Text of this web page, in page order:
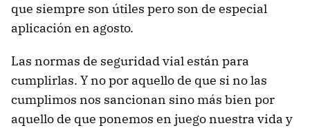
que siempre son útiles pero son de especial
aplicación en agosto.
Las normas de seguridad vial están para
cumplirlas. Y no por aquello de que si no las
cumplimos nos sancionan sino más bien por
aquello de que ponemos en juego nuestra vida y